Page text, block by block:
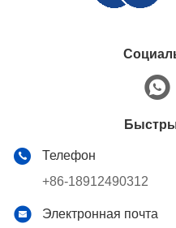
Телефон
+86-18912490312
Электронная почта